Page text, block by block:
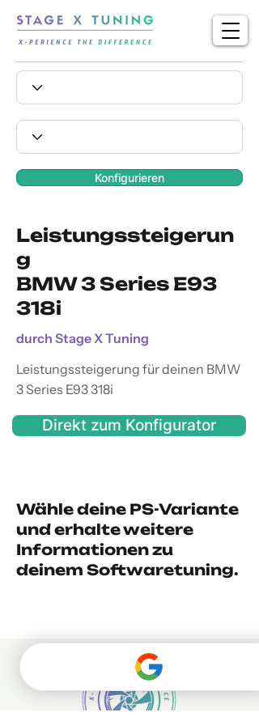
Konfigurieren
Leistungssteigerun
g
BMW 3 Series E93
318i
durch Stage X Tuning
Leistungssteigerung für deinen BMW
3 Series E93 318i
Direkt zum Konfigurator
Wähle deine PS-Variante
und erhalte weitere
Informationen zu
deinem Softwaretuning.